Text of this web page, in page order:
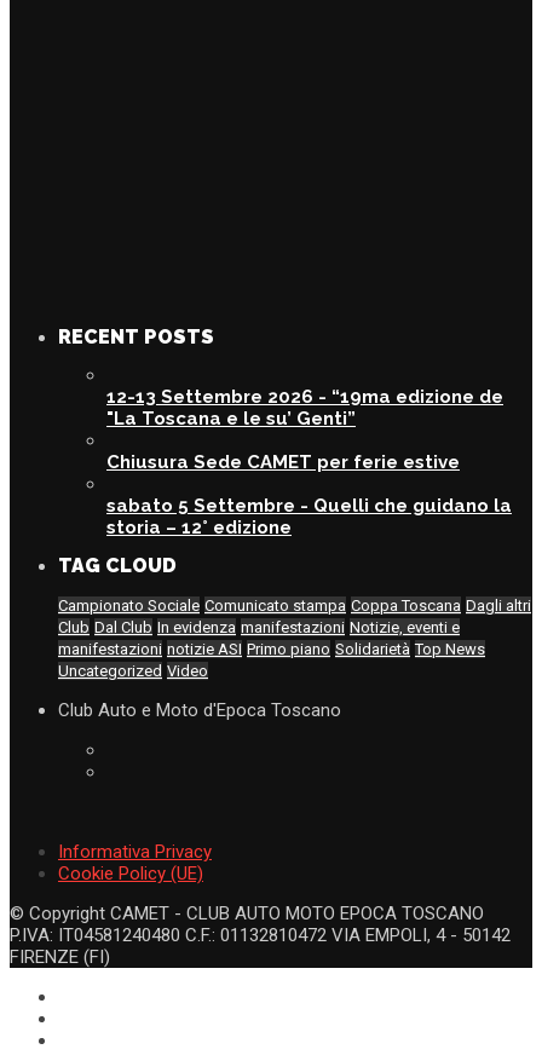
RECENT POSTS
12-13 Settembre 2026 - “19ma edizione de
"La Toscana e le su’ Genti”
Chiusura Sede CAMET per ferie estive
sabato 5 Settembre - Quelli che guidano la
storia – 12° edizione
TAG CLOUD
Campionato Sociale Comunicato stampa Coppa Toscana Dagli altri
Club Dal Club In evidenza manifestazioni Notizie, eventi e
manifestazioni notizie ASI Primo piano Solidarietà Top News
Uncategorized Video
Club Auto e Moto d'Epoca Toscano
Informativa Privacy
Cookie Policy (UE)
© Copyright CAMET - CLUB AUTO MOTO EPOCA TOSCANO
P.IVA: IT04581240480 C.F.: 01132810472 VIA EMPOLI, 4 - 50142
FIRENZE (FI)